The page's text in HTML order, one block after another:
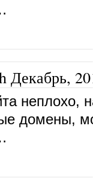
Декабрь,
неплохо,
домены,